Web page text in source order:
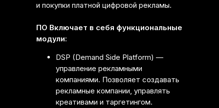
и покупки платной цифровой рекламы.
ПО Включает в себя функциональные
модули:
DSP (Demand Side Platform) —
управление рекламными
компаниями. Позволяет создавать
рекламные компании, управлять
креативами и таргетингом.